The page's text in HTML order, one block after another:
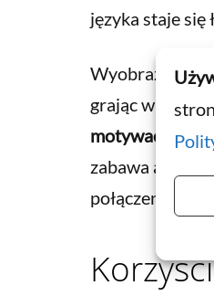
języka staje się
Wyobraź sobie,
grając w
motywację , ale
zabawa
połączenie